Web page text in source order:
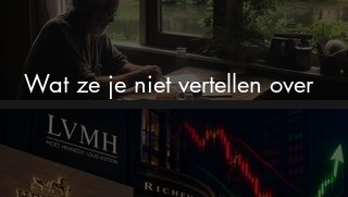
Wat ze je niet vertellen over
erfbelasting